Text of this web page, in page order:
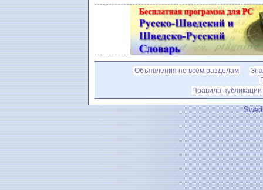
Объявления по всем разделам
Правила публикации